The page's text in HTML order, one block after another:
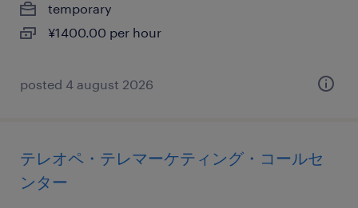
temporary
¥1400.00 per hour
posted 4 august 2026
テレオペ・テレマーケティング・コールセ
ンター